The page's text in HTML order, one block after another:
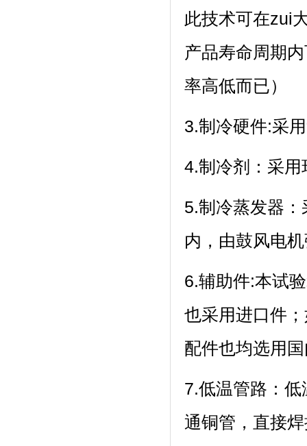
此技术可在zui
产品寿命周期
率高低而已）
3.制冷硬件:采用
4.制冷剂
5.制冷蒸发器
内，由鼓风电
6.辅助件:本试验
也采用进口件；
配件也均选用国
7.低温管路
通铜管，直